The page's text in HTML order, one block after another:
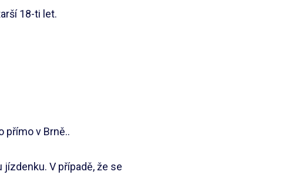
18-ti let.
přímo v Brně..
V případě, že se